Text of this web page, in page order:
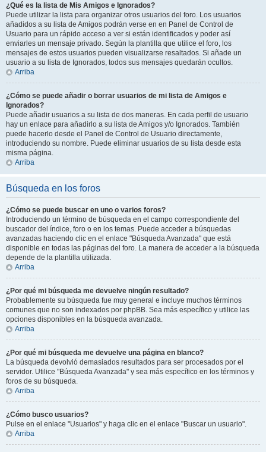
¿Qué es la lista de Mis Amigos e Ignorados?
Puede utilizar la lista para organizar otros usuarios del foro. Los usuarios
añadidos a su lista de Amigos podrán verse en en Panel de Control de
Usuario para un rápido acceso a ver si están identificados y poder así
enviarles un mensaje privado. Según la plantilla que utilice el foro, los
mensajes de estos usuarios pueden visualizarse resaltados. Si añade un
usuario a su lista de Ignorados, todos sus mensajes quedarán ocultos.
Arriba
¿Cómo se puede añadir o borrar usuarios de mi lista de Amigos e
Ignorados?
Puede añadir usuarios a su lista de dos maneras. En cada perfil de usuario
hay un enlace para añadirlo a su lista de Amigos y/o Ignorados. También
puede hacerlo desde el Panel de Control de Usuario directamente,
introduciendo su nombre. Puede eliminar usuarios de su lista desde esta
misma página.
Arriba
Búsqueda en los foros
¿Cómo se puede buscar en uno o varios foros?
Introduciendo un término de búsqueda en el campo correspondiente del
buscador del índice, foro o en los temas. Puede acceder a búsquedas
avanzadas haciendo clic en el enlace "Búsqueda Avanzada" que está
disponible en todas las páginas del foro. La manera de acceder a la búsqueda
depende de la plantilla utilizada.
Arriba
¿Por qué mi búsqueda me devuelve ningún resultado?
Probablemente su búsqueda fue muy general e incluye muchos términos
comunes que no son indexados por phpBB. Sea más específico y utilice las
opciones disponibles en la búsqueda avanzada.
Arriba
¿Por qué mi búsqueda me devuelve una página en blanco?
La búsqueda devolvió demasiados resultados para ser procesados por el
servidor. Utilice "Búsqueda Avanzada" y sea más específico en los términos y
foros de su búsqueda.
Arriba
¿Cómo busco usuarios?
Pulse en el enlace "Usuarios" y haga clic en el enlace "Buscar un usuario".
Arriba